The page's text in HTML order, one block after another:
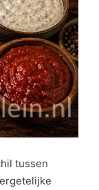
tussen